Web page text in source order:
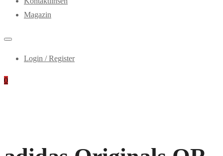
Magazin
Login / Register
0